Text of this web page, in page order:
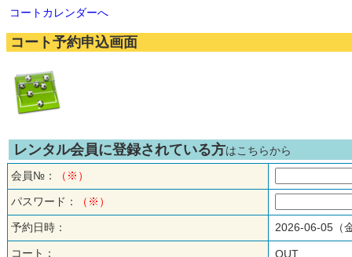
コートカレンダーへ
コート予約申込画面
レンタル会員に登録されている方はこちらから
会員№：
（※）
パスワード： （※）
予約日時： 2026-06-05
コート： OUT